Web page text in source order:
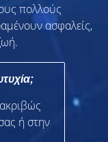
πολλούς
ασφαλείς,
ή στην